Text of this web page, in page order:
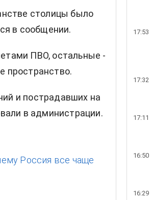
столицы было
в сообщении.
ПВО, остальные -
пространство.
и пострадавших на
в администрации.
Россия все чаще
17:53
17:32
17:11
16:50
16:29